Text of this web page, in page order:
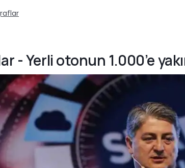
- Yerli otonun 1.000’e